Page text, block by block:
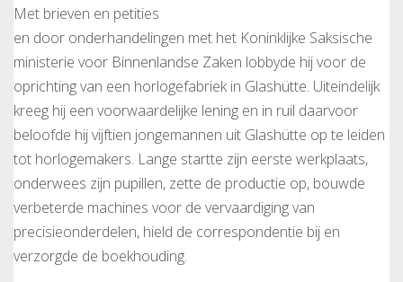
Met brieven en petities
en door onderhandelingen met het Koninklijke Saksische
ministerie voor Binnenlandse Zaken lobbyde hij voor de
oprichting van een horlogefabriek in Glashütte. Uiteindelijk
kreeg hij een voorwaardelijke lening en in ruil daarvoor
beloofde hij vijftien jongemannen uit Glashütte op te leiden
tot horlogemakers. Lange startte zijn eerste werkplaats,
onderwees zijn pupillen, zette de productie op, bouwde
verbeterde machines voor de vervaardiging van
precisieonderdelen, hield de correspondentie bij en
verzorgde de boekhouding.